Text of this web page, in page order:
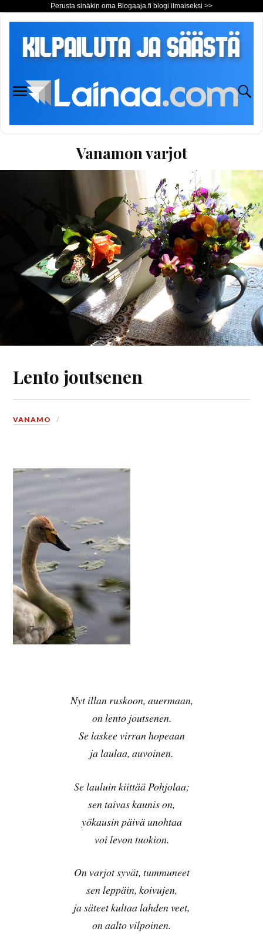
Perusta sinäkin oma Blogaaja.fi blogi ilmaiseksi >>
Vanamon varjot
Lento joutsenen
VANAMO
Nyt illan ruskoon, auermaan,
on lento joutsenen.
Se laskee virran hopeaan
ja laulaa, auvoinen.
Se lauluin kiittää Pohjolaa;
sen taivas kaunis on,
yökausin päivä unohtaa
voi levon tuokion.
On varjot syvät, tummuneet
sen leppäin, koivujen,
ja säteet kultaa lahden veet,
on aalto vilpoinen.